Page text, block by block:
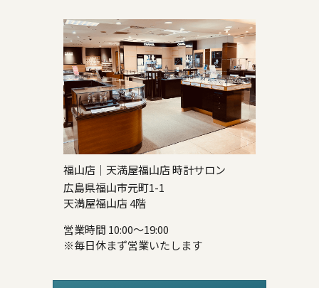
福山店｜天満屋福山店 時計サロン
広島県福山市元町1-1
天満屋福山店 4階
営業時間 10:00～19:00
※毎日休まず営業いたします